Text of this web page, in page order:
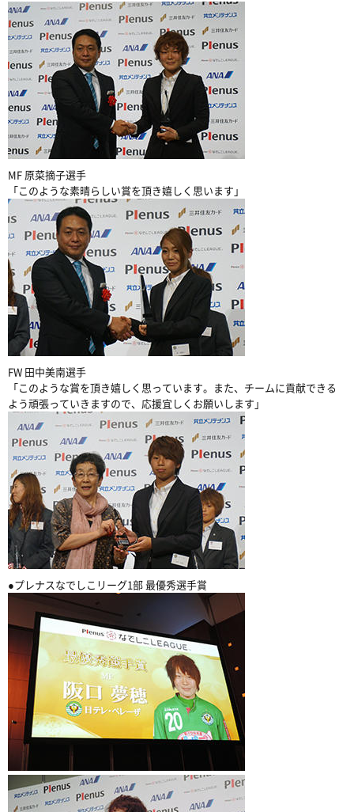
MF 原菜摘子選手
「このような素晴らしい賞を頂き嬉しく思います」
FW 田中美南選手
「このような賞を頂き嬉しく思っています。また、チームに貢献できる
よう頑張っていきますので、応援宜しくお願いします」
●プレナスなでしこリーグ1部 最優秀選手賞